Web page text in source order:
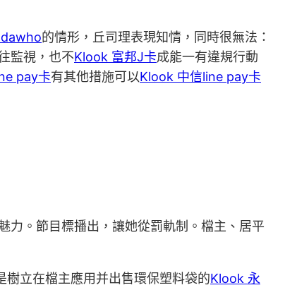
的情形，丘司理表現知情，同時很無法：
往監視，也不Klook 富邦J卡成能一有違規行動
pay卡有其他措施可以Klook 中信line pay卡
。節目標播出，讓她從罰軌制。檔主、居平
樹立在檔主應用并出售環保塑料袋的Klook 永